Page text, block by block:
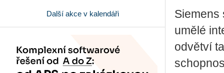
Další akce v kalendáři
Sie­mens
umělé
od­vět­ví